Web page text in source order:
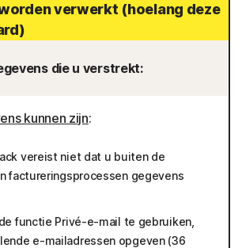
verwerkt (hoelang deze
die u verstrekt:
kunnen zijn:
vereist niet dat u buiten de
factureringsprocessen gegevens
functie Privé-e-mail te gebruiken,
e-mailadressen opgeven (36